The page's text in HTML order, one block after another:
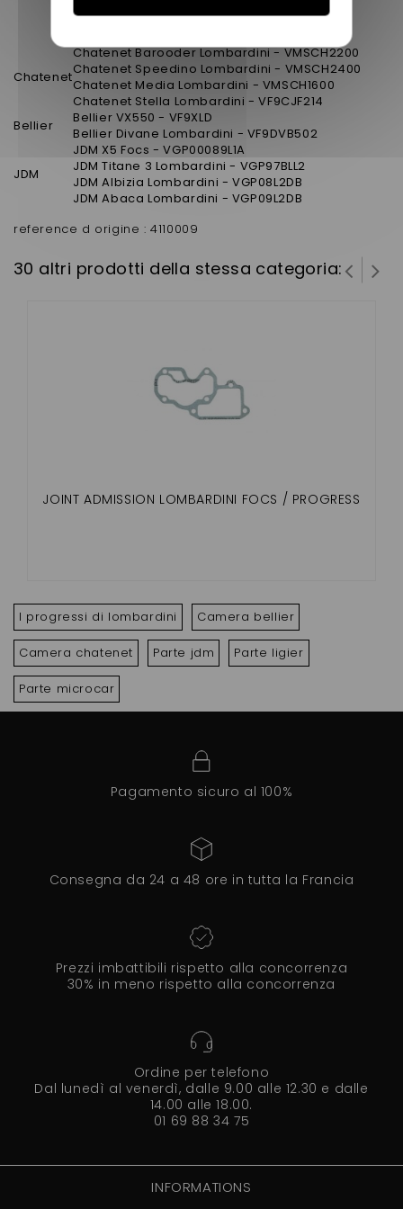
Microcar MGO3 Lombardini- VJR82BL
Microcar MGO essence - VH865A
Chatenet
Chatenet Barooder Lombardini - VMSCH2200
Chatenet Speedino Lombardini - VMSCH2400
Chatenet Media Lombardini - VMSCH1600
Chatenet Stella Lombardini - VF9CJF214
Bellier
Bellier VX550 - VF9XLD
Bellier Divane Lombardini - VF9DVB502
JDM
JDM X5 Focs - VGP00089L1A
JDM Titane 3 Lombardini - VGP97BLL2
JDM Albizia Lombardini - VGP08L2DB
JDM Abaca Lombardini - VGP09L2DB
reference d origine : 4110009
30 altri prodotti della stessa categoria:
JOINT ADMISSION LOMBARDINI FOCS / PROGRESS
I progressi di lombardini Camera bellier
Camera chatenet Parte jdm Parte ligier
Parte microcar
Pagamento sicuro al 100%
Consegna da 24 a 48 ore in tutta la Francia
Prezzi imbattibili rispetto alla concorrenza
30% in meno rispetto alla concorrenza
Ordine per telefono
Dal lunedì al venerdì, dalle 9.00 alle 12.30 e dalle
14.00 alle 18.00.
01 69 88 34 75
INFORMATIONS